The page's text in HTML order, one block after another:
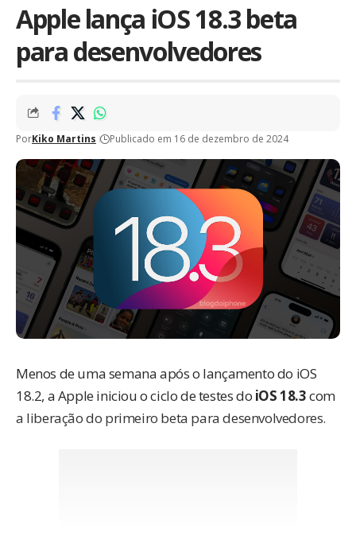
Apple lança iOS 18.3 beta
para desenvolvedores
PorKiko Martins Publicado em 16 de dezembro de 2024
Menos de uma semana após o lançamento do iOS
18.2, a Apple iniciou o ciclo de testes do iOS 18.3com
a liberação do primeiro beta para desenvolvedores.